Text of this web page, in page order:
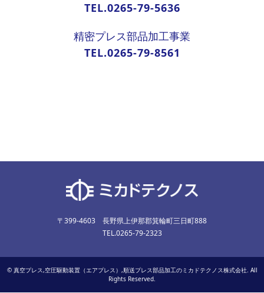
TEL.0265-79-5636
精密プレス部品加工事業
TEL.0265-79-8561
〒399-4603 長野県上伊那郡箕輪町三日町888
TEL.0265-79-2323
© 真空プレス,空圧駆動装置（エアプレス）,順送プレス部品加工のミカドテクノス株式会社. All
Rights Reserved.